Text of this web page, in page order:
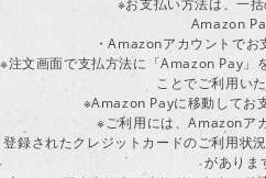
※お支払い方法は、一括
Amazon
・Amazonアカウントでお
※注文画面で支払方法に「Amazon Pay」
ことでご利用いた
※Amazon Payに移動してお
※ご利用には、Amazonア
登録されたクレジットカードのご利用状
がありま